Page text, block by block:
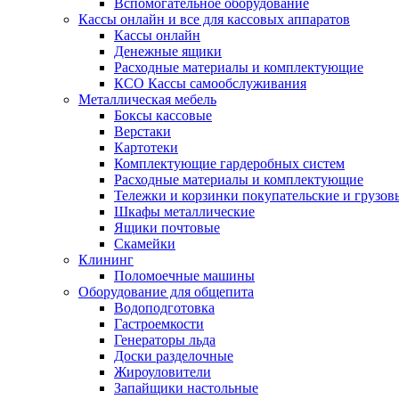
Вспомогательное оборудование
Кассы онлайн и все для кассовых аппаратов
Кассы онлайн
Денежные ящики
Расходные материалы и комплектующие
КСО Кассы самообслуживания
Металлическая мебель
Боксы кассовые
Верстаки
Картотеки
Комплектующие гардеробных систем
Расходные материалы и комплектующие
Тележки и корзинки покупательские и
Шкафы металлические
Ящики почтовые
Скамейки
Клининг
Поломоечные машины
Оборудование для общепита
Водоподготовка
Гастроемкости
Генераторы льда
Доски разделочные
Жироуловители
Запайщики настольные